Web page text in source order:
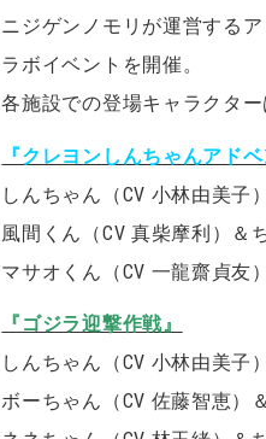
ニジゲンノモリが運営する
ラボイベントを開催。
各施設での登場キャラクター
『クレヨンしんちゃんアド
しんちゃん（CV 小林由美子
風間くん（CV 真柴摩利）＆
マサオくん（CV 一龍齋貞友
『ゴジラ迎撃作戦』
しんちゃん（CV 小林由美子
ボーちゃん（CV 佐藤智恵）